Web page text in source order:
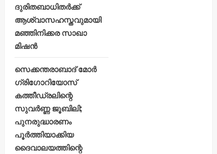
ദുരിതബാധിതർക്ക്
ആശ്വാസഹസ്തവുമായി
മഞ്ഞിനിക്കര സാഖാ
മിഷൻ
സെക്കന്തരാബാദ് മോർ
ഗ്രിഗോറിയോസ്
കത്തീഡ്രലിന്റെ
സുവർണ്ണ ജൂബിലി;
പുനരുദ്ധാരണം
പൂർത്തിയാക്കിയ
ദൈവാലയത്തിന്റെ